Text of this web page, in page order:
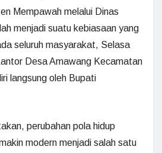
Mempawah melalui Dinas
menjadi suatu kebiasaan yang
seluruh masyarakat, Selasa
Desa Amawang Kecamatan
langsung oleh Bupati
perubahan pola hidup
modern menjadi salah satu